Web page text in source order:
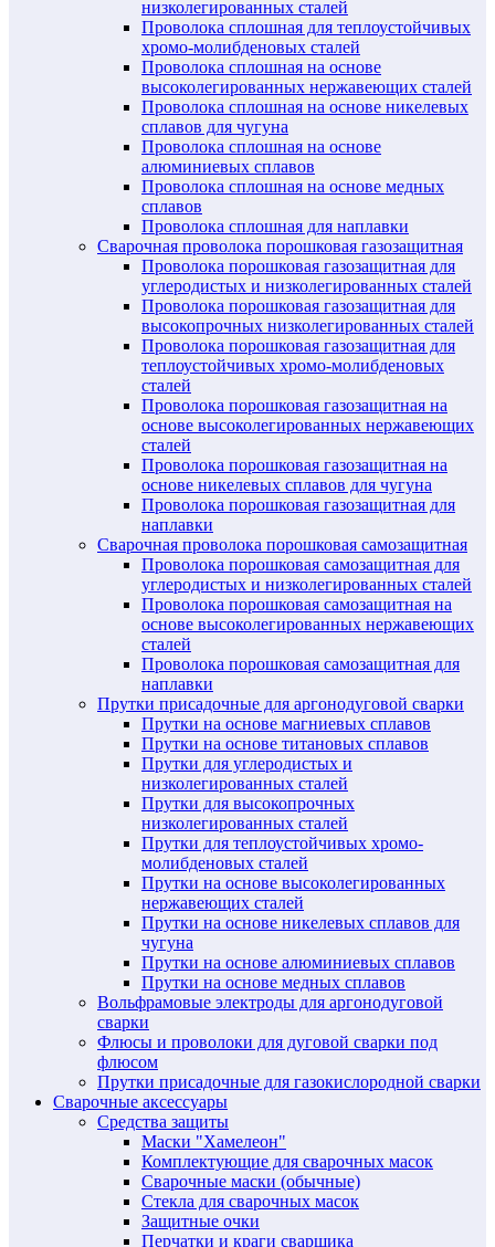
низколегированных сталей
Проволока сплошная для теплоустойчивых
хромо-молибденовых сталей
Проволока сплошная на основе
высоколегированных нержавеющих сталей
Проволока сплошная на основе никелевых
сплавов для чугуна
Проволока сплошная на основе
алюминиевых сплавов
Проволока сплошная на основе медных
сплавов
Проволока сплошная для наплавки
Сварочная проволока порошковая газозащитная
Проволока порошковая газозащитная для
углеродистых и низколегированных сталей
Проволока порошковая газозащитная для
высокопрочных низколегированных сталей
Проволока порошковая газозащитная для
теплоустойчивых хромо-молибденовых
сталей
Проволока порошковая газозащитная на
основе высоколегированных нержавеющих
сталей
Проволока порошковая газозащитная на
основе никелевых сплавов для чугуна
Проволока порошковая газозащитная для
наплавки
Сварочная проволока порошковая самозащитная
Проволока порошковая самозащитная для
углеродистых и низколегированных сталей
Проволока порошковая самозащитная на
основе высоколегированных нержавеющих
сталей
Проволока порошковая самозащитная для
наплавки
Прутки присадочные для аргонодуговой сварки
Прутки на основе магниевых сплавов
Прутки на основе титановых сплавов
Прутки для углеродистых и
низколегированных сталей
Прутки для высокопрочных
низколегированных сталей
Прутки для теплоустойчивых хромо-
молибденовых сталей
Прутки на основе высоколегированных
нержавеющих сталей
Прутки на основе никелевых сплавов для
чугуна
Прутки на основе алюминиевых сплавов
Прутки на основе медных сплавов
Вольфрамовые электроды для аргонодуговой
сварки
Флюсы и проволоки для дуговой сварки под
флюсом
Прутки присадочные для газокислородной сварки
Сварочные аксессуары
Средства защиты
Маски "Хамелеон"
Комплектующие для сварочных масок
Сварочные маски (обычные)
Стекла для сварочных масок
Защитные очки
Перчатки и краги сварщика